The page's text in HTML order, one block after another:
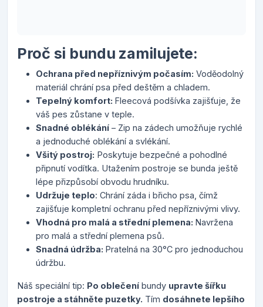
Proč si bundu zamilujete:
Ochrana před nepříznivým počasím: Voděodolný
materiál chrání psa před deštěm a chladem.
Tepelný komfort: Fleecová podšívka zajišťuje, že
váš pes zůstane v teple.
Snadné oblékání – Zip na zádech umožňuje rychlé
a jednoduché oblékání a svlékání.
Všitý postroj: Poskytuje bezpečné a pohodlné
připnutí vodítka. Utažením postroje se bunda ještě
lépe přizpůsobí obvodu hrudníku.
Udržuje teplo: Chrání záda i břicho psa, čímž
zajišťuje kompletní ochranu před nepříznivými vlivy.
Vhodná pro malá a střední plemena: Navržena
pro malá a střední plemena psů.
Snadná údržba: Pratelná na 30°C pro jednoduchou
údržbu.
Náš speciální tip: Po oblečení bundy upravte šířku
postroje a stáhněte puzetky. Tím dosáhnete lepšího